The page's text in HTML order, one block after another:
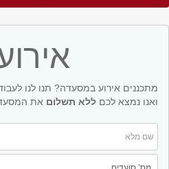
מתכננים אירוע במסעדה? תנו לנו
ואנו נמצא לכם ללא תשלום את